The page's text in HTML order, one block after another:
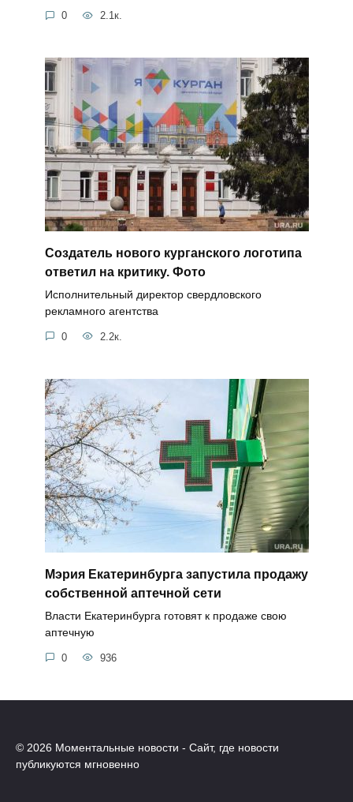
0 2.1к.
Создатель нового курганского логотипа
ответил на критику. Фото
Исполнительный директор свердловского
рекламного агентства
0 2.2к.
Мэрия Екатеринбурга запустила продажу
собственной аптечной сети
Власти Екатеринбурга готовят к продаже свою
аптечную
0 936
© 2026 Моментальные новости - Сайт, где новости
публикуются мгновенно